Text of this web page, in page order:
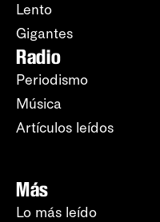
Lento
Gigantes
Radio
Periodismo
Música
Artículos leídos
Más
Lo más leído